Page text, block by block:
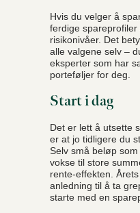
Hvis du velger å
ferdige
risikonivåer. Det
alle valgene selv –
eksperter som har
porteføljer for deg.
Start i dag
Det er lett å utsette
er at jo tidligere du
Selv små beløp
vokse til store
rente-effekten.
anledning til å ta
starte med en